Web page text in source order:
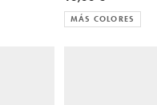
MÁS COLORES